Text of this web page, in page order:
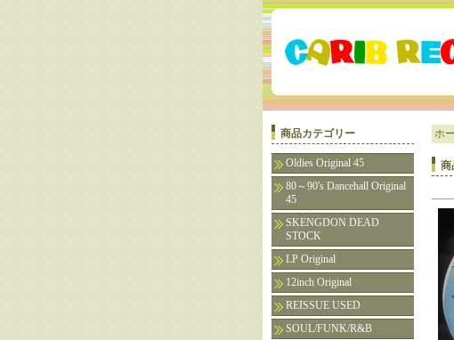
商品カテゴリー
Oldies Original 45
80～90's Dancehall Original
45
SKENGDON DEAD
STOCK
LP Original
12inch Original
REISSUE USED
SOUL/FUNK/R&B
ホ
商